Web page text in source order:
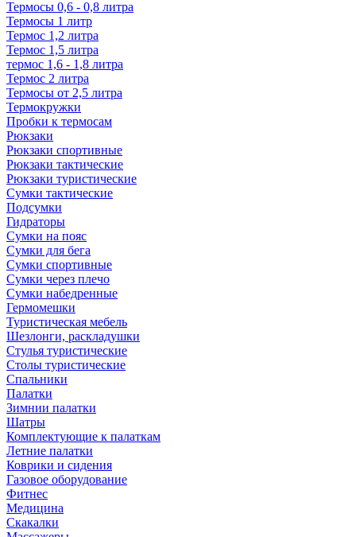
Термосы 0,6 - 0,8 литра
Термосы 1 литр
Термос 1,2 литра
Термос 1,5 литра
термос 1,6 - 1,8 литра
Термос 2 литра
Термосы от 2,5 литра
Термокружки
Пробки к термосам
Рюкзаки
Рюкзаки спортивные
Рюкзаки тактические
Рюкзаки туристические
Сумки тактические
Подсумки
Гидраторы
Сумки на пояс
Сумки для бега
Сумки спортивные
Сумки через плечо
Сумки набедренные
Гермомешки
Туристическая мебель
Шезлонги, раскладушки
Стулья туристические
Столы туристические
Спальники
Палатки
Зимнии палатки
Шатры
Комплектующие к палаткам
Летние палатки
Коврики и сидения
Газовое оборудование
Фитнес
Медицина
Скакалки